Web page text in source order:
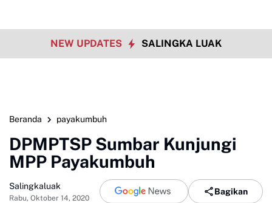
NEW UPDATES SALINGKA LUAK
Beranda payakumbuh
DPMPTSP Sumbar Kunjungi
MPP Payakumbuh
Salingkaluak
Rabu, Oktober 14, 2020
Bagikan